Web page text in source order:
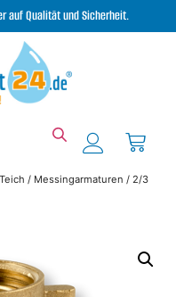
auf Qualität und Sicherheit.
/ Messingarmaturen / 2/3